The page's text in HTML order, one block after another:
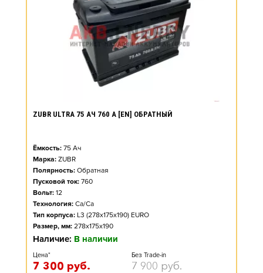
ZUBR ULTRA 75 АЧ 760 А [EN] ОБРАТНЫЙ
Ёмкость: 75 Ач
Марка: ZUBR
Полярность: Обратная
Пусковой ток: 760
Вольт: 12
Технология: Ca/Ca
Тип корпуса: L3 (278x175x190) EURO
Размер, мм: 278x175x190
Наличие: В наличии
Цена*
7 300 руб.
Без Trade-in
7 900 руб.